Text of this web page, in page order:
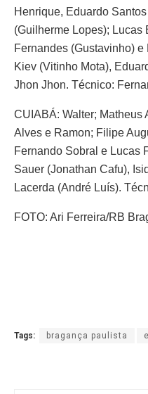
Henrique, Eduardo
(Guilherme Lopes); Lucas
Fernandes (Gustavinho)
Kiev (Vitinho Mota),
Jhon Jhon. Técnico:
CUIABÁ: Walter; Matheus
Alves e Ramon; Filipe
Fernando Sobral e Lucas
Sauer (Jonathan Cafu),
Lacerda (André Luís).
FOTO: Ari Ferreira/RB
Tags: bragança paulista